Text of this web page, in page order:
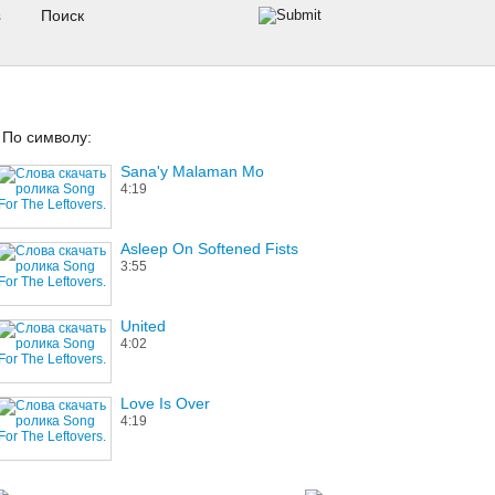
По символу:
Sana'y Malaman Mo
4:19
Asleep On Softened Fists
3:55
United
4:02
Love Is Over
4:19